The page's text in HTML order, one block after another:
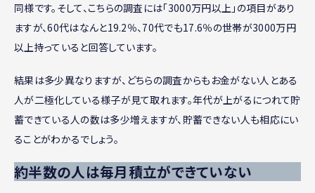
同様です。そして、こちらの調査には「3000万円以上」の項目があり
ますが、60代はなんと19.2％、70代でも17.6％の世帯が3000万円
以上持っていると回答しています。
結果は多少異なりますが、どちらの調査からもお金がない人とある
人が二極化している様子が見て取れます。年代が上がるにつれて貯
蓄できている人の数は多少増えますが、貯蓄できない人も相応にい
ることがわかるでしょう。
約半数の人は毎月積立ができていない